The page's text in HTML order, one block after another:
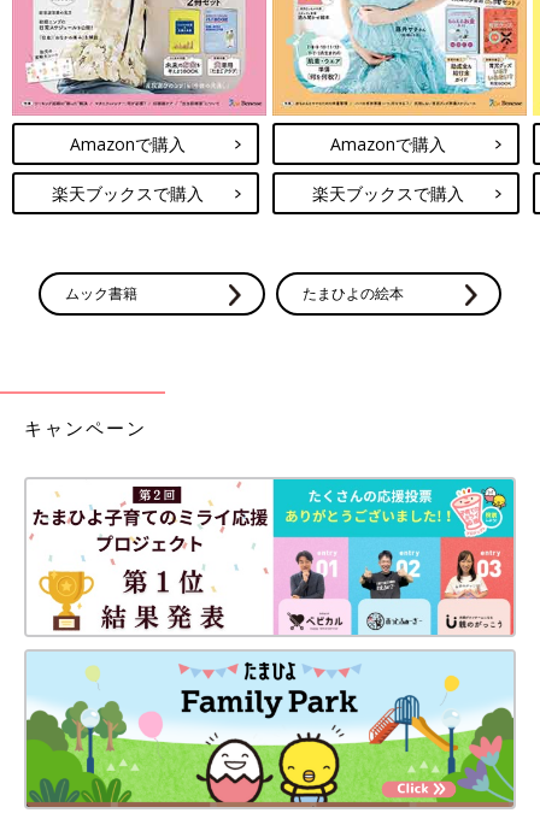
Amazonで購入
楽天ブックスで購入
Amazonで購入
楽天ブックスで購入
ムック書籍 たまひよの絵本
キャンペーン